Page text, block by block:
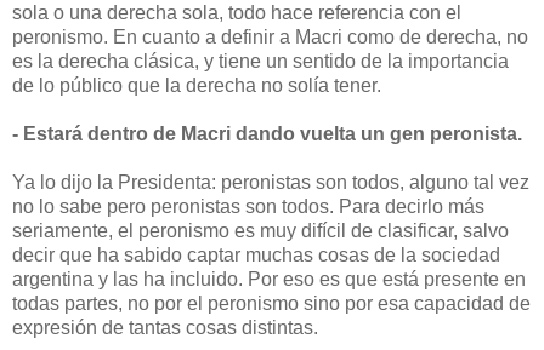
sola o una derecha sola, todo hace referencia con el
peronismo. En cuanto a definir a Macri como de derecha, no
es la derecha clásica, y tiene un sentido de la importancia
de lo público que la derecha no solía tener.
- Estará dentro de Macri dando vuelta un gen peronista.
Ya lo dijo la Presidenta: peronistas son todos, alguno tal vez
no lo sabe pero peronistas son todos. Para decirlo más
seriamente, el peronismo es muy difícil de clasificar, salvo
decir que ha sabido captar muchas cosas de la sociedad
argentina y las ha incluido. Por eso es que está presente en
todas partes, no por el peronismo sino por esa capacidad de
expresión de tantas cosas distintas.